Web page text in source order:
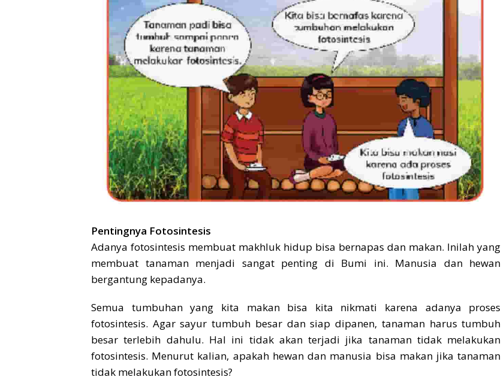
Pentingnya Fotosintesis
Adanya fotosintesis membuat makhluk hidup bisa bernapas dan makan. Inilah yang
membuat tanaman menjadi sangat penting di Bumi ini. Manusia dan hewan
bergantung kepadanya.
Semua tumbuhan yang kita makan bisa kita nikmati karena adanya proses
fotosintesis. Agar sayur tumbuh besar dan siap dipanen, tanaman harus tumbuh
besar terlebih dahulu. Hal ini tidak akan terjadi jika tanaman tidak melakukan
fotosintesis. Menurut kalian, apakah hewan dan manusia bisa makan jika tanaman
tidak melakukan fotosintesis?